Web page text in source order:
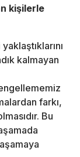
kişilerle
kalmayan
lardan farkı,
Bu